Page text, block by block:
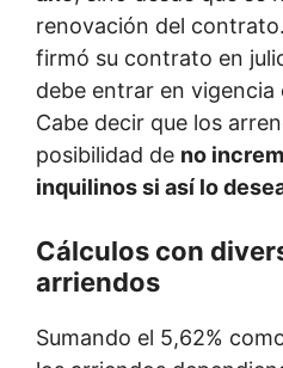
renovación del
firmó su contrato en
debe entrar en vigencia
Cabe decir que los
posibilidad de no
inquilinos si así lo
Cálculos con
arriendos
Sumando el 5,62%